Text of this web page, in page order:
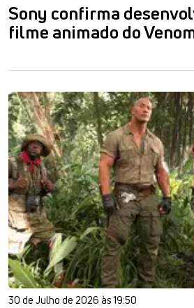
Sony confirma
filme animado do
30 de Julho de 2026 às 19:50